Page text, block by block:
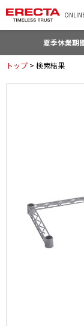
夏季休業期
トップ > 検索結果